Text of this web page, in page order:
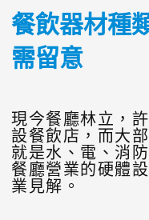
餐飲器材種
需留意
現今餐廳林立，
設餐飲店，而大
就是水、電、消
餐廳營業的硬體
業見解。